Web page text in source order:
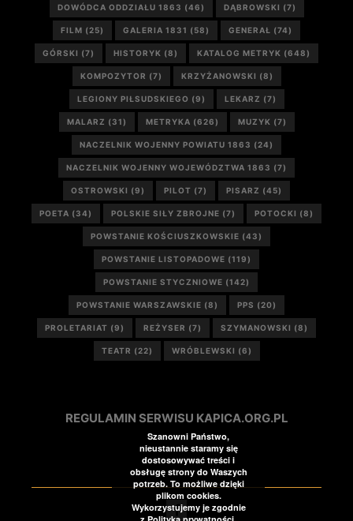
DOWÓDCA ODDZIAŁU 1863 (46) DĄBROWSKI (7)
FILM (25) GALERIA 1831 (58) GENERAŁ (74)
GÓRSKI (7) HISTORYK (8) KATALOG METRYK (648)
KOMPOZYTOR (7) KRZYŻANOWSKI (8)
LEGIONY PIŁSUDSKIEGO (9) LEKARZ (7)
MALARZ (31) METRYKA (626) MUZYK (7)
NACZELNIK WOJENNY POWIATU 1863 (24)
NACZELNIK WOJENNY WOJEWÓDZTWA 1863 (7)
OSTROWSKI (9) PILOT (7) PISARZ (45)
POETA (34) POLSKIE SIŁY ZBROJNE (7) POTOCKI (8)
POWSTANIE KOŚCIUSZKOWSKIE (43)
POWSTANIE LISTOPADOWE (119)
POWSTANIE STYCZNIOWE (142)
POWSTANIE WARSZAWSKIE (8) PPS (20)
PROLETARIAT (9) REŻYSER (7) SZYMANOWSKI (8)
TEATR (22) WRÓBLEWSKI (6)
REGULAMIN SERWISU KAPICA.ORG.PL
Szanowni Państwo,
nieustannie staramy się
dostosowywać treści i
obsługę strony do Waszych
potrzeb. To możliwe dzięki
plikom cookies.
Wykorzystujemy je zgodnie